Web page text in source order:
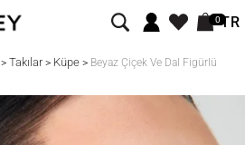
0TR
> Takılar> Küpe> Beyaz Çiçek Ve Dal Figürlü